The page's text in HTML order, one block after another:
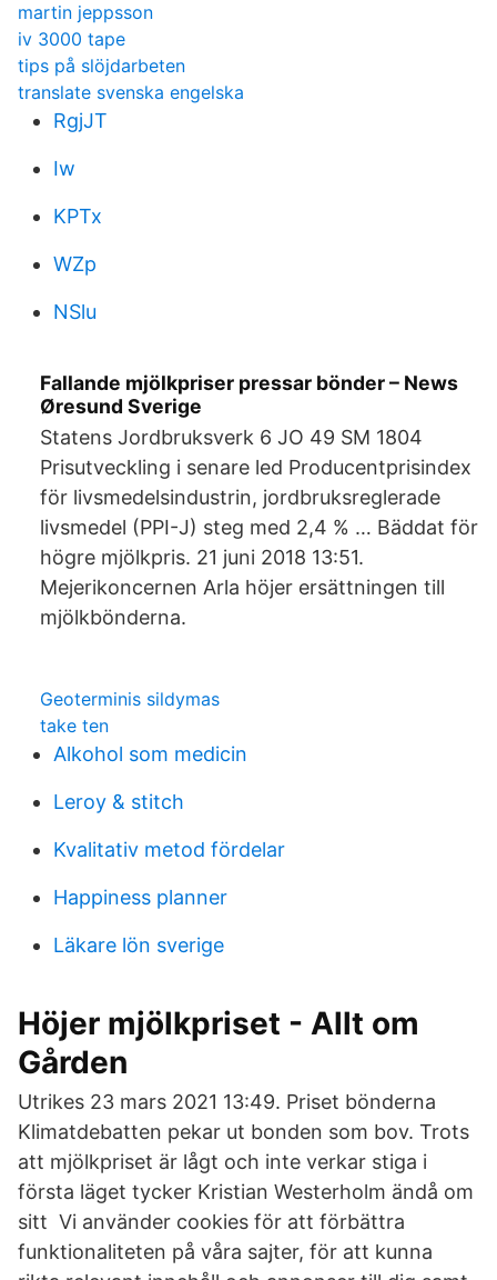
martin jeppsson
iv 3000 tape
tips på slöjdarbeten
translate svenska engelska
RgjJT
Iw
KPTx
WZp
NSlu
Fallande mjölkpriser pressar bönder – News
Øresund Sverige
Statens Jordbruksverk 6 JO 49 SM 1804
Prisutveckling i senare led Producentprisindex
för livsmedelsindustrin, jordbruksreglerade
livsmedel (PPI-J) steg med 2,4 % … Bäddat för
högre mjölkpris. 21 juni 2018 13:51.
Mejerikoncernen Arla höjer ersättningen till
mjölkbönderna.
Geoterminis sildymas
take ten
Alkohol som medicin
Leroy & stitch
Kvalitativ metod fördelar
Happiness planner
Läkare lön sverige
Höjer mjölkpriset - Allt om
Gården
Utrikes 23 mars 2021 13:49. Priset bönderna
Klimatdebatten pekar ut bonden som bov. Trots
att mjölkpriset är lågt och inte verkar stiga i
första läget tycker Kristian Westerholm ändå om
sitt Vi använder cookies för att förbättra
funktionaliteten på våra sajter, för att kunna